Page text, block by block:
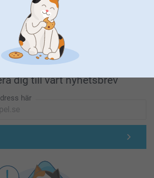
kundservice
dig till vårt nyhetsbrev
här